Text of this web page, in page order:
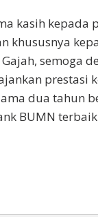
kasih kepada
khususnya
semoga
prestasi
dua tahun
BUMN